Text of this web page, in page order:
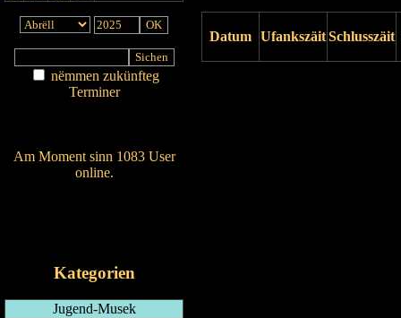
nëmmen zukünfteg
Terminer
Am Moment sinn 1083 User
online.
Kategorien
Jugend-Musek
Datum UfankszäitSchlusszäit